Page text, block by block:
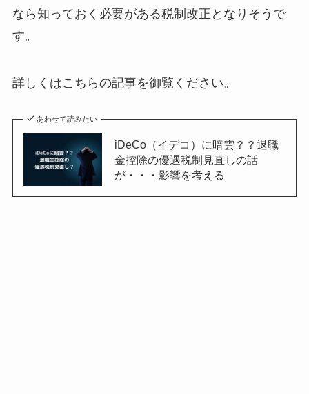
なら知っておく必要がある税制改正となりそうで
す。
詳しくはこちらの記事を御覧ください。
あわせて読みたい
iDeCo（イデコ）に暗雲？？退職
金控除の優遇税制見直しの話
が・・・影響を考える